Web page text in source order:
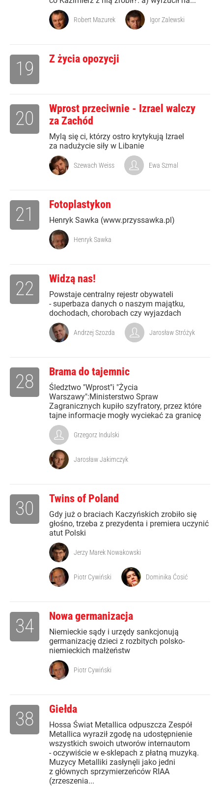
Robert Mazurek Igor Zalewski
Z życia opozycji
19
Wprost przeciwnie - Izrael walczy
za Zachód
Mylą się ci, którzy ostro krytykują Izrael
za nadużycie siły w Libanie
20
Szewach Weiss Ewa Szmal
Fotoplastykon
Henryk Sawka (www.przyssawka.pl)
21
Henryk Sawka
Widzą nas!
Powstaje centralny rejestr obywateli
- superbaza danych o naszym majątku,
dochodach, chorobach czy wyjazdach
22
Andrzej Szozda Jarosław Stróżyk
Brama do tajemnic
Śledztwo "Wprost"i "Życia
Warszawy":Ministerstwo Spraw
Zagranicznych kupiło szyfratory, przez które
tajne informacje mogły wyciekać za granicę
28
Grzegorz Indulski
Jarosław Jakimczyk
Twins of Poland
Gdy już o braciach Kaczyńskich zrobiło się
głośno, trzeba z prezydenta i premiera uczynić
atut Polski
30
Jerzy Marek Nowakowski
Piotr Cywiński Dominika Ćosić
Nowa germanizacja
Niemieckie sądy i urzędy sankcjonują
germanizację dzieci z rozbitych polsko-
niemieckich małżeństw
34
Piotr Cywiński
Giełda
Hossa Świat Metallica odpuszcza Zespół
Metallica wyraził zgodę na udostępnienie
wszystkich swoich utworów internautom
- oczywiście w e-sklepach z płatną muzyką.
Muzycy Metalliki zasłynęli jako jedni
z głównych sprzymierzeńców RIAA
(zrzeszenia...
38